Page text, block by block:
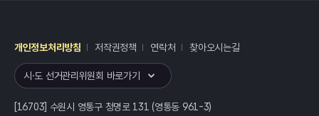
개인정보처리방침 저작권정책 연락처 찾아오시는길
시·도 선거관리위원회 바로가기
[16703] 수원시 영통구 청명로 131 (영통동 961-3)